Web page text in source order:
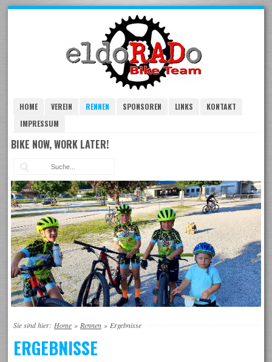
HOME VEREIN RENNEN SPONSOREN LINKS
KONTAKT
IMPRESSUM
BIKE NOW, WORK LATER!
Sie sind hier: Home » Rennen » Ergebnisse
ERGEBNISSE